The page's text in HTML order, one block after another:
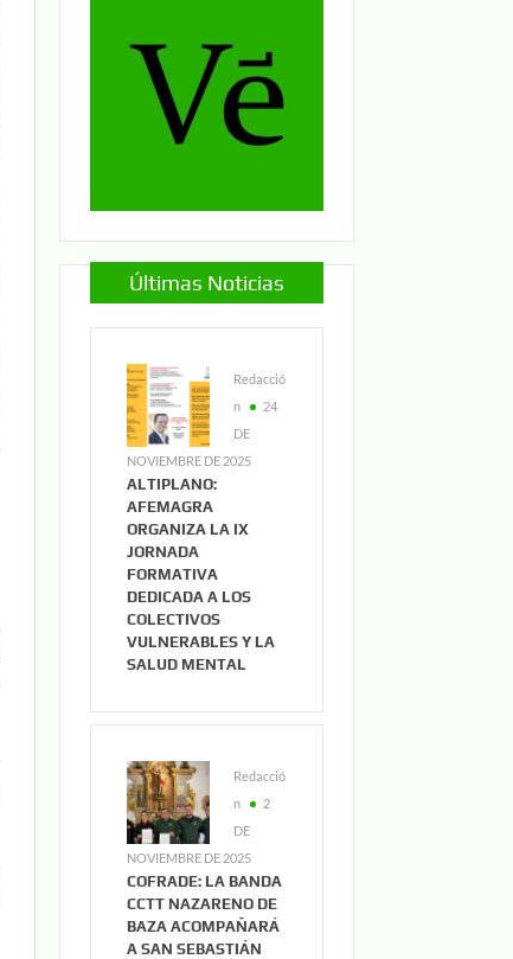
Últimas Noticias
Redacció
n
24
DE
NOVIEMBRE DE 2025
ALTIPLANO:
AFEMAGRA
ORGANIZA LA IX
JORNADA
FORMATIVA
DEDICADA A LOS
COLECTIVOS
VULNERABLES Y LA
SALUD MENTAL
Redacció
n
2
DE
NOVIEMBRE DE 2025
COFRADE: LA BANDA
CCTT NAZARENO DE
BAZA ACOMPAÑARÁ
A SAN SEBASTIÁN